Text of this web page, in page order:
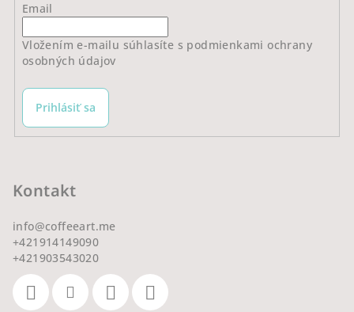
Email
Vložením e-mailu súhlasíte s podmienkami ochrany
osobných údajov
Prihlásiť sa
Kontakt
info@coffeeart.me
+421914149090
+421903543020